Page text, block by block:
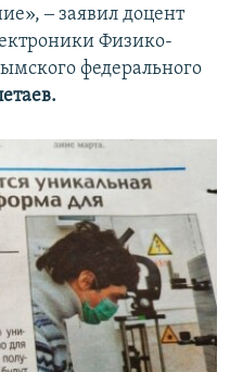
‒ заявил доцент
Физико-
федерального